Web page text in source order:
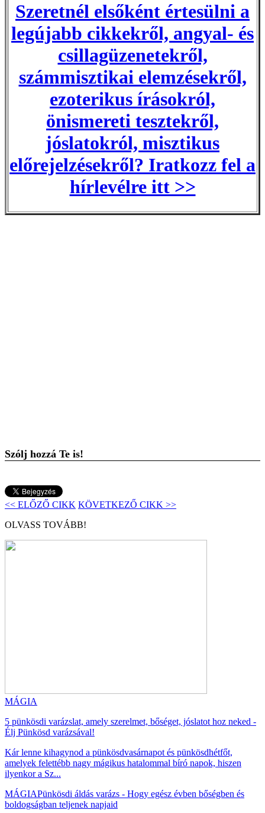
Szeretnél elsőként értesülni a
legújabb cikkekről, angyal- és
csillagüzenetekről,
számmisztikai elemzésekről,
ezoterikus írásokról,
önismereti tesztekről,
jóslatokról, misztikus
előrejelzésekről? Iratkozz fel a
hírlevélre itt >>
Szólj hozzá Te is!
<< ELŐZŐ CIKK KÖVETKEZŐ CIKK >>
OLVASS TOVÁBB!
MÁGIA
5 pünkösdi varázslat, amely szerelmet, bőséget, jóslatot hoz neked -
Élj Pünkösd varázsával!
Kár lenne kihagynod a pünkösdvasárnapot és pünkösdhétfőt,
amelyek felettébb nagy mágikus hatalommal bíró napok, hiszen
ilyenkor a Sz...
MÁGIAPünkösdi áldás varázs - Hogy egész évben bőségben és
boldogságban teljenek napjaid